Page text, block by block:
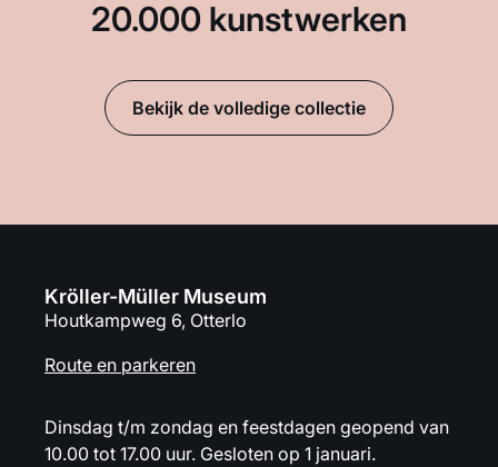
20.000 kunstwerken
Bekijk de volledige collectie
Kröller-Müller Museum
Houtkampweg 6, Otterlo
Route en parkeren
Dinsdag t/m zondag en feestdagen geopend van
10.00 tot 17.00 uur. Gesloten op 1 januari.